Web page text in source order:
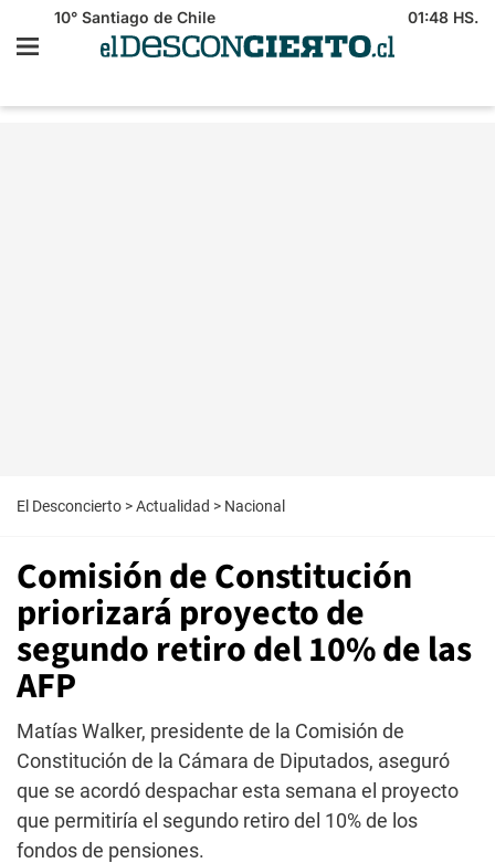
10° Santiago de Chile 01:48 HS.
El Desconcierto >Actualidad > Nacional
Comisión de Constitución
priorizará proyecto de
segundo retiro del 10% de las
AFP
Matías Walker, presidente de la Comisión de
Constitución de la Cámara de Diputados, aseguró
que se acordó despachar esta semana el proyecto
que permitiría el segundo retiro del 10% de los
fondos de pensiones.